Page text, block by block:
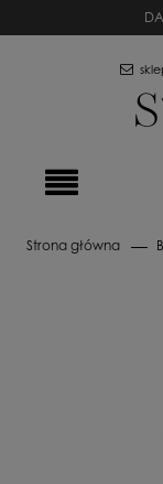
Strona główna